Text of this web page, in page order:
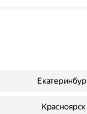
Красноярск